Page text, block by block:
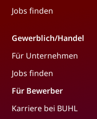
Jobs finden
Gewerblich/Handel
Für Unternehmen
Jobs finden
Für Bewerber
Karriere bei BUHL